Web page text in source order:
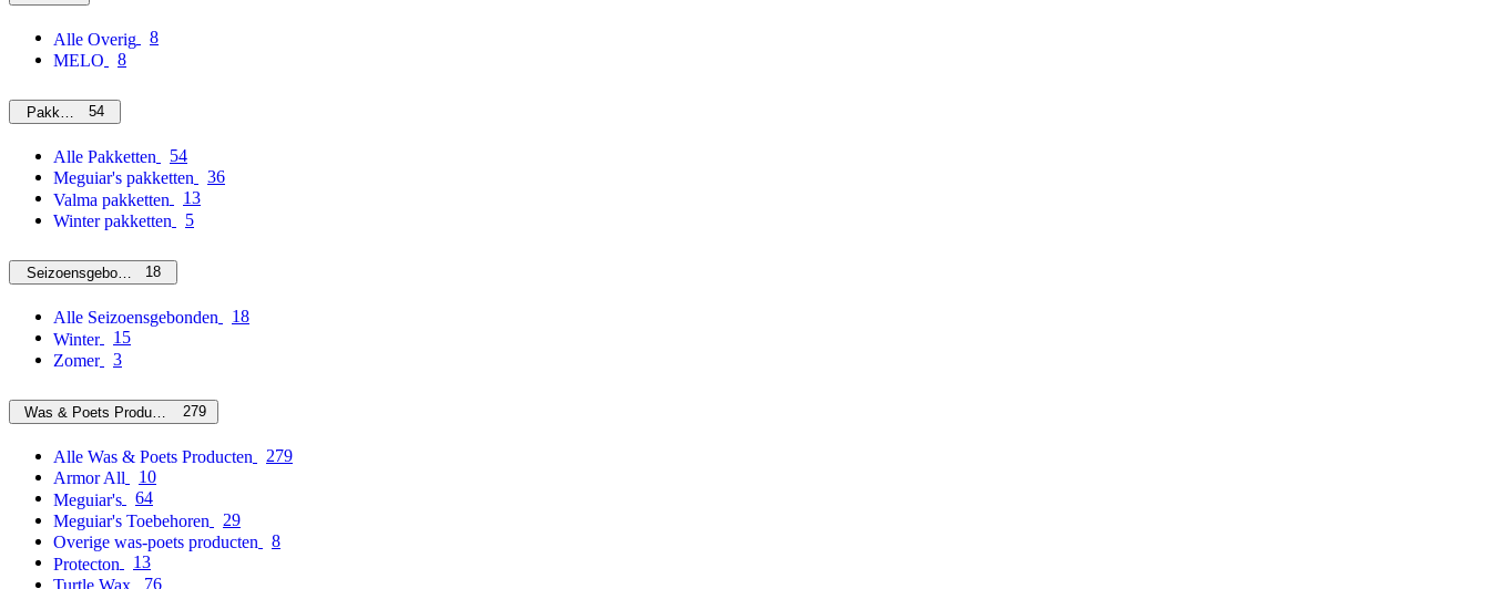
Alle Overig
8
MELO
8
Pakketten54
Alle Pakketten
54
Meguiar's pakketten
36
Valma pakketten
13
Winter pakketten
5
Seizoensgebonden18
Alle Seizoensgebonden
18
Winter
15
Zomer
3
Was & Poets Producten 279
Alle Was & Poets Producten
279
Armor All
10
Meguiar's
64
Meguiar's Toebehoren
29
Overige was-poets producten
8
Protecton
13
Turtle Wax
76